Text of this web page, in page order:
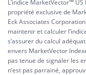
L’indice MarketVector™
propriété exclusive de
Eck Associates
maintenir et calculer
s’assurer du calcul
envers MarketVector
pas tenue de signaler les
n’est pas parrainé,